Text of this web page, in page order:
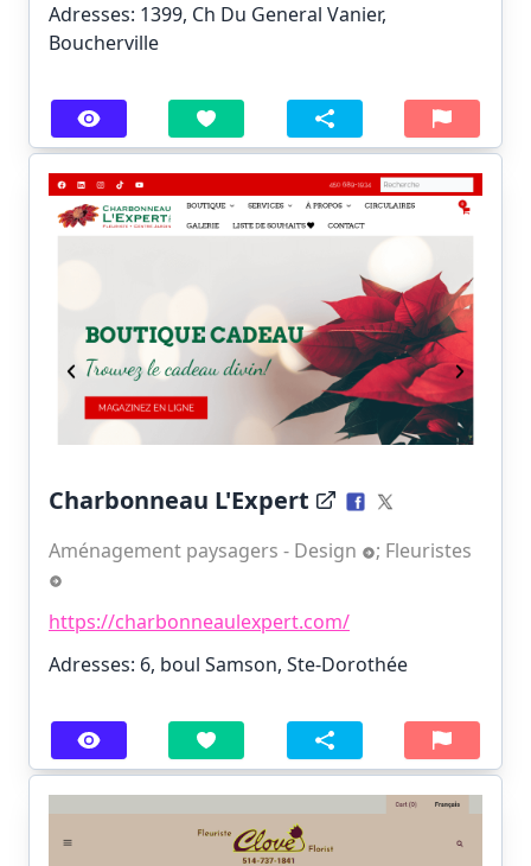
Adresses: 1399, Ch Du General Vanier,
Boucherville
Charbonneau L'Expert
Aménagement paysagers - Design ; Fleuristes
https://charbonneaulexpert.com/
Adresses: 6, boul Samson, Ste-Dorothée